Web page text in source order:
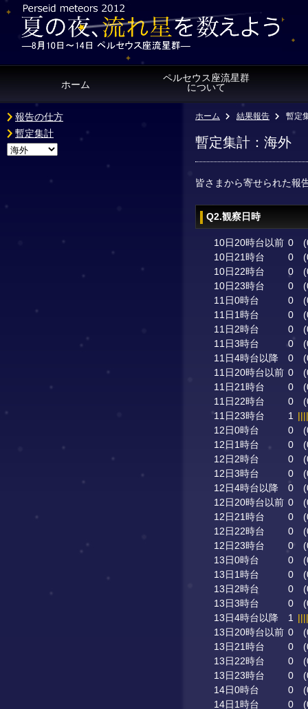
ホーム
ペルセウス座流星群
について
報告の仕方
暫定集計
ホーム 結果報告 暫定
暫定集計：海外
皆さまから寄せられた報
Q2.観察日時
10日20時台以前 0
10日21時台
0
10日22時台
0
10日23時台
0
11日0時台
0
11日1時台
0
11日2時台
0
11日3時台
0
11日4時台以降
0
11日20時台以前 0
11日21時台
0
11日22時台
0
11日23時台
1
12日0時台
0
12日1時台
0
12日2時台
0
12日3時台
0
12日4時台以降
0
12日20時台以前 0
12日21時台
0
12日22時台
0
12日23時台
0
13日0時台
0
13日1時台
0
13日2時台
0
13日3時台
0
13日4時台以降
1
13日20時台以前 0
13日21時台
0
13日22時台
0
13日23時台
0
14日0時台
0
14日1時台
0